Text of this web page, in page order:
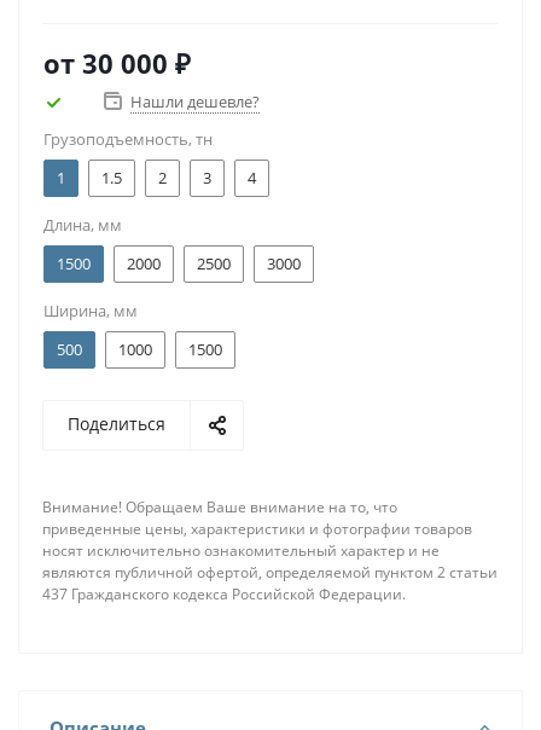
от 30 000 ₽
Нашли дешевле?
Грузоподъемность, тн
1
1.5 2 3 4
Длина, мм
1500
2000 2500 3000
Ширина, мм
500
1000 1500
Поделиться
Внимание! Обращаем Ваше внимание на то, что
приведенные цены, характеристики и фотографии товаров
носят исключительно ознакомительный характер и не
являются публичной офертой, определяемой пунктом 2 статьи
437 Гражданского кодекса Российской Федерации.